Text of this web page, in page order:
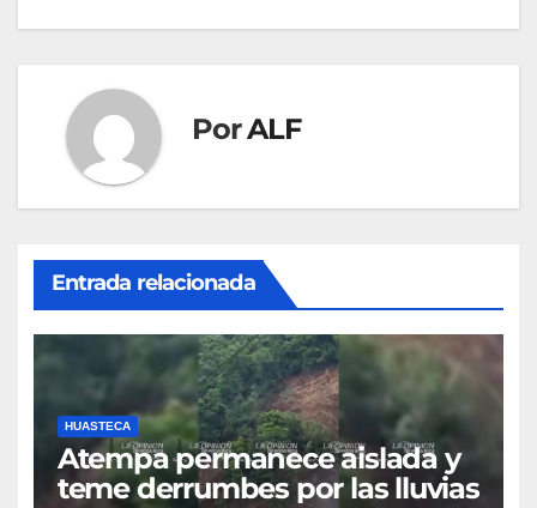
entradas
PorALF
Entrada relacionada
HUASTECA
Atempa permanece aislada y
teme derrumbes por las lluvias